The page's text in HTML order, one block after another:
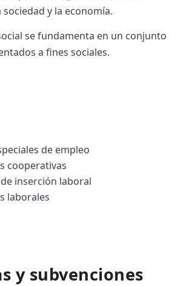
y la economía.
se fundamenta en un conjunto
a fines sociales.
de empleo
cooperativas
inserción laboral
laborales
y subvenciones